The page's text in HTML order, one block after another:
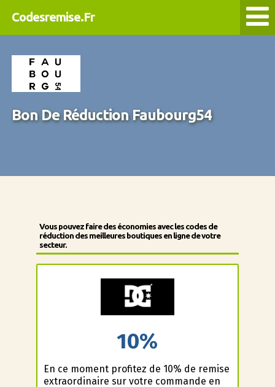
Codesremise.Fr
Bon De Réduction Faubourg54
Vous pouvez faire des économies avec les codes de
réduction des meilleures boutiques en ligne de votre
secteur.
10%
En ce moment profitez de 10% de remise
extraordinaire sur votre commande en